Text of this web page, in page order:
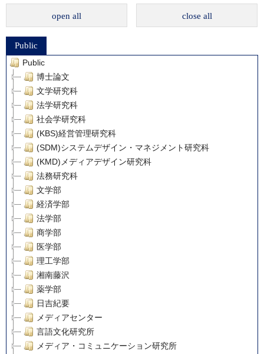
open all close all
Public
Public
博士論文
文学研究科
法学研究科
社会学研究科
(KBS)経営管理研究科
(SDM)システムデザイン・マネジメント研究科
(KMD)メディアデザイン研究科
法務研究科
文学部
経済学部
法学部
商学部
医学部
理工学部
湘南藤沢
薬学部
日吉紀要
メディアセンター
言語文化研究所
メディア・コミュニケーション研究所